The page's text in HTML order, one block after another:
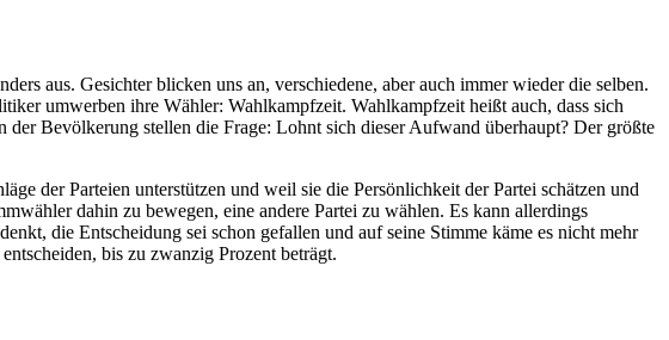
aus. Gesichter blicken uns an, verschiedene, aber auch immer wieder die selben.
umwerben ihre Wähler: Wahlkampfzeit. Wahlkampfzeit heißt auch, dass sich
Bevölkerung stellen die Frage: Lohnt sich dieser Aufwand überhaupt? Der größte
der Parteien unterstützen und weil sie die Persönlichkeit der Partei schätzen und
dahin zu bewegen, eine andere Partei zu wählen. Es kann allerdings
die Entscheidung sei schon gefallen und auf seine Stimme käme es nicht mehr
bis zu zwanzig Prozent beträgt.